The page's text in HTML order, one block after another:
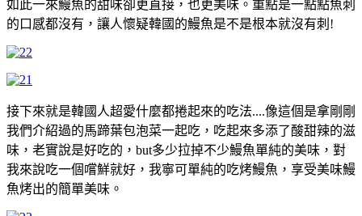
如此一來鰻魚的甜味卻更直接，也更美味。重點是一點點魚刺
的口感都沒有，讓人懷疑韓國的鰻魚是不是根本就沒有刺!
接下來就是韓國人超愛什麼都捲起來的吃法....像這個是拿剛剛
我們介紹過的馬蹄葉包泡菜一起吃，吃起來多添了酸甜辣的滋
味，老實說是好吃的，but多少拉掉不少鰻魚單純的美味，對
我來說吃一個嚐鮮就好，我寧可單純的吃烤鰻魚，享受美味鰻
魚烤出的簡單美味。